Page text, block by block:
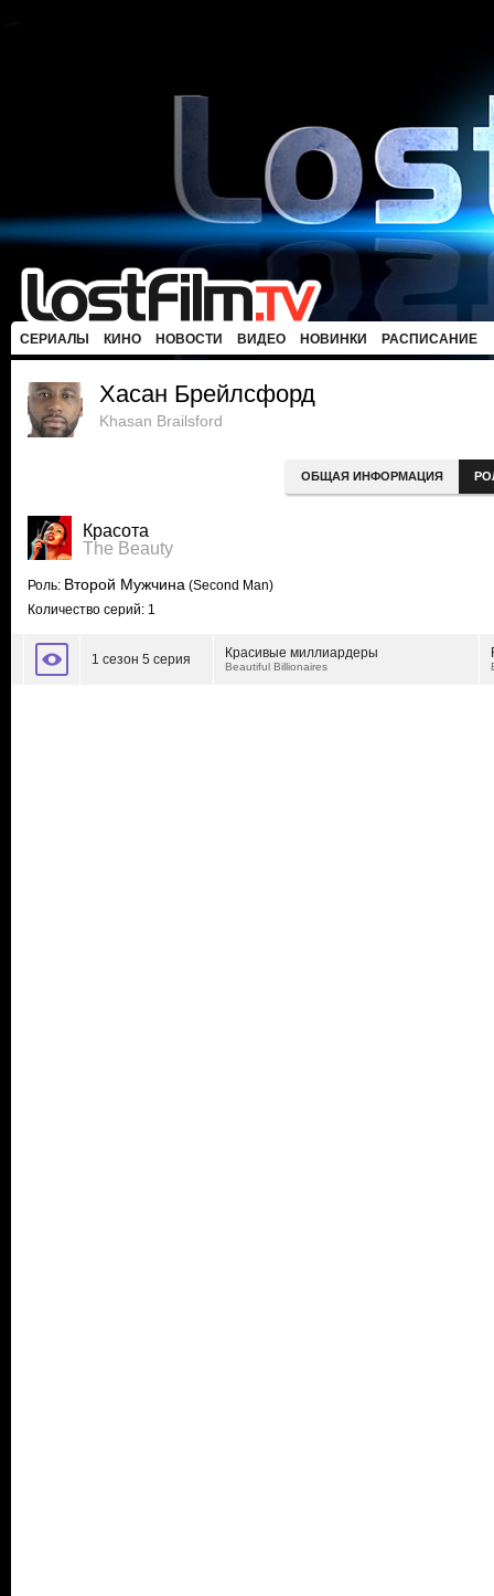
СЕРИАЛЫ КИНО НОВОСТИ ВИДЕО НОВИНКИ РАСПИСАНИЕ
Хасан Брейлсфорд
Khasan Brailsford
ОБЩАЯ ИНФОРМАЦИЯ
Красота
The Beauty
Роль: Второй Мужчина (Second Man)
Количество серий: 1
1 сезон 5 серия Красивые миллиардеры
Beautiful Billionaires